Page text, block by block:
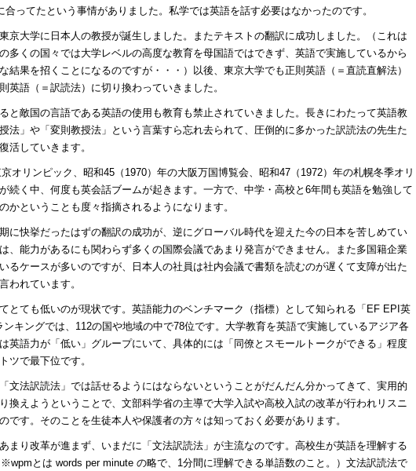
ってたという事情がありました。私学では英語を話す必要はなかったのです。
京大学に日本人の教授が誕生しました。またテキストの翻訳に成功しました。（これは
多くの国々では大学レベルの高度な教育を母国語ではできず、英語で実施しているから
結果を招くことになるのですが・・・）以後、東京大学でも正則英語（＝直読直解法）
英語（＝訳読法）に切り換わっていきました。
と敵国の言語である英語の使用も教育も禁止されていきました。長きにわたって英語教
法」や「変則教授法」という言葉すら忘れ去られて、圧倒的に多かった訳読法の先生た
活していきます。
オリンピック、昭和45（1970）年の大阪万国博覧会、昭和47（1972）年の札幌冬季オリ
続く中、何度も英会話ブームが起きます。一方で、中学・高校と6年間も英語を勉強して
かということも度々指摘されるようになります。
に快挙だったはずの翻訳の成功が、逆にグローバル時代を迎えた今の日本を苦しめてい
、能力があるにも関わらず多くの国際会議であまり発言ができません。また多国籍企業
るケースが多いのですが、日本人の社員は社内会議で書類を読むのが遅くて支障が出た
われています。
とても低いのが現状です。英語能力のベンチマーク（指標）として知られる「EF EPI英
キングでは、112の国や地域の中で78位です。大学教育を英語で実施しているアジア各
英語力が「低い」グループにいて、具体的には「同僚とスモールトークができる」程度
ツで最下位です。
文法訳読法」では話せるようにはならないということがだんだん分かってきて、実用的
換えようということで、文部科学省の主導で大学入試や高校入試の改革が行われリスニ
です。そのことを生徒本人や保護者の方々は知っておく必要があります。
まり改革が進まず、いまだに「文法訳読法」が主流なのです。高校生が英語を理解する
とは words per minute の略で、1分間に理解できる単語数のこと。）文法訳読法で